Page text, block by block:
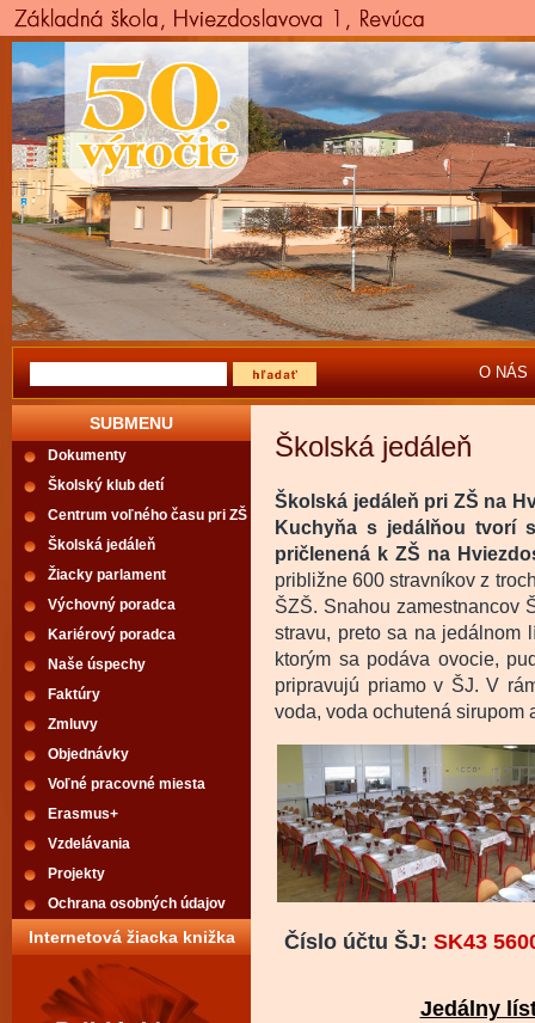
O NÁS
SUBMENU
Dokumenty
Školský klub detí
Centrum voľného času pri ZŠ
Školská jedáleň
Žiacky parlament
Výchovný poradca
Kariérový poradca
Naše úspechy
Faktúry
Zmluvy
Objednávky
Voľné pracovné miesta
Erasmus+
Vzdelávania
Projekty
Ochrana osobných údajov
Internetová žiacka knižka
Školská jedáleň
Školská jedáleň pri ZŠ na
Kuchyňa s jedálňou tvorí
pričlenená k ZŠ na
približne 600 stravníkov z
ŠZŠ. Snahou zamestnancov
stravu, preto sa na jedálnom
ktorým sa podáva ovocie,
pripravujú priamo v ŠJ. V
voda, voda ochutená sirupom
Číslo účtu ŠJ: SK43
Jedálny